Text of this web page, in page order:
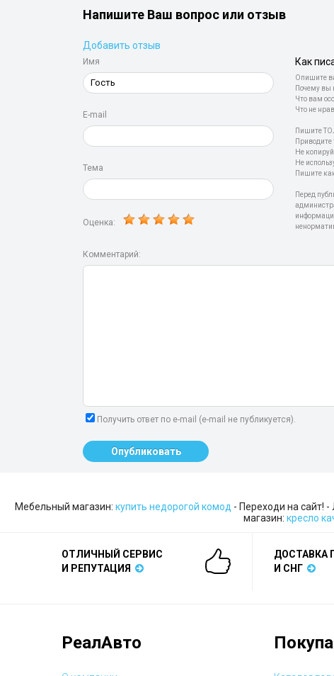
Напишите Ваш вопрос или отзыв
Добавить отзыв
Имя
E-mail
Тема
Оценка:
Как
Опишите
Почему вы
Что вам
Что не
Пишите
Приводите
Не
Не
Пишите
Перед
Комментарий:
Получить ответ по e-mail (e-mail не публикуется).
Опубликовать
Мебельный магазин: купить недорогой комод - Переходи на сайт!
магазин: кресло
ОТЛИЧНЫЙ СЕРВИС
И РЕПУТАЦИЯ
ДОСТАВКА
И СНГ
РеалАвто